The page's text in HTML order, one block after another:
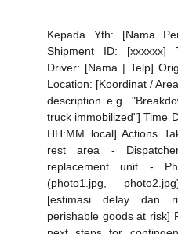
Kepada Yth: [Nama
Shipment ID: [xxxxxx]
Driver: [Nama | Telp]
Location: [Koordinat /
description e.g.
truck immobilized"] Time
HH:MM local] Actions
rest area -
replacement unit -
(photo1.jpg,
[estimasi delay dan
perishable goods at risk]